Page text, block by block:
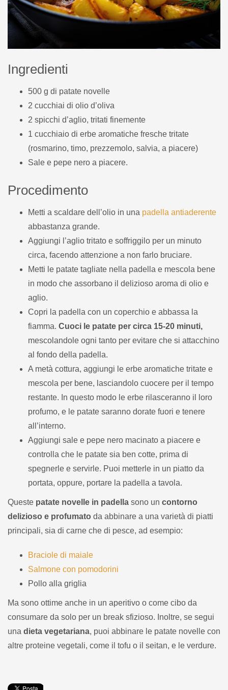
Ingredienti
500 g di patate novelle
2 cucchiai di olio d’oliva
2 spicchi d’aglio, tritati finemente
1 cucchiaio di erbe aromatiche fresche tritate
(rosmarino, timo, prezzemolo, salvia, a piacere)
Sale e pepe nero a piacere.
Procedimento
Metti a scaldare dell’olio in una padella antiaderente
abbastanza grande.
Aggiungi l’aglio tritato e soffriggilo per un minuto
circa, facendo attenzione a non farlo bruciare.
Metti le patate tagliate nella padella e mescola bene
in modo che assorbano il delizioso aroma di olio e
aglio.
Copri la padella con un coperchio e abbassa la
fiamma. Cuoci le patate per circa 15-20 minuti,
mescolandole ogni tanto per evitare che si attacchino
al fondo della padella.
A metà cottura, aggiungi le erbe aromatiche tritate e
mescola per bene, lasciandolo cuocere per il tempo
restante. In questo modo le erbe rilasceranno il loro
profumo, e le patate saranno dorate fuori e tenere
all’interno.
Aggiungi sale e pepe nero macinato a piacere e
controlla che le patate sia ben cotte, prima di
spegnerle e servirle. Puoi metterle in un piatto da
portata, oppure, portare la padella a tavola.
Queste patate novelle in padella sono un contorno
delizioso e profumato da abbinare a una varietà di piatti
principali, sia di carne che di pesce, ad esempio:
Braciole di maiale
Salmone con pomodorini
Pollo alla griglia
Ma sono ottime anche in un aperitivo o come cibo da
consumare da solo per un break sfizioso. Inoltre, se segui
una dieta vegetariana, puoi abbinare le patate novelle con
altre proteine vegetali, come il tofu o il seitan, e le verdure.